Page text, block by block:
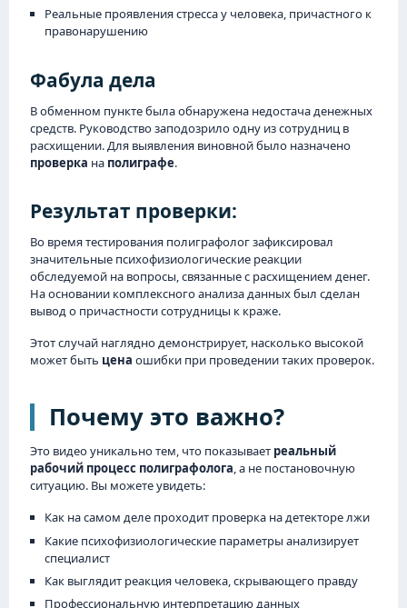
Реальные проявления стресса у человека, причастного к
правонарушению
Фабула дела
В обменном пункте была обнаружена недостача денежных
средств. Руководство заподозрило одну из сотрудниц в
расхищении. Для выявления виновной было назначено
проверка на полиграфе.
Результат проверки:
Во время тестирования полиграфолог зафиксировал
значительные психофизиологические реакции
обследуемой на вопросы, связанные с расхищением денег.
На основании комплексного анализа данных был сделан
вывод о причастности сотрудницы к краже.
Этот случай наглядно демонстрирует, насколько высокой
может быть цена ошибки при проведении таких проверок.
Почему это важно?
Это видео уникально тем, что показывает реальный
рабочий процесс полиграфолога, а не постановочную
ситуацию. Вы можете увидеть:
Как на самом деле проходит проверка на детекторе лжи
Какие психофизиологические параметры анализирует
специалист
Как выглядит реакция человека, скрывающего правду
Профессиональную интерпретацию данных